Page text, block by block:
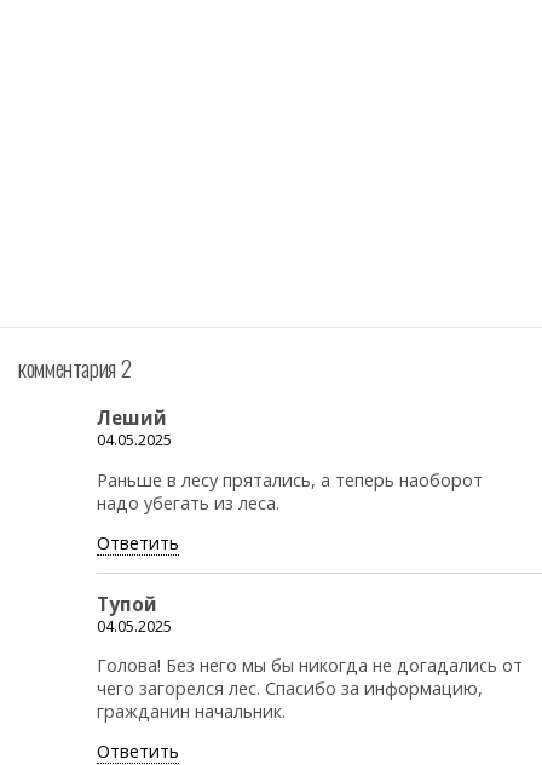
комментария 2
Леший
04.05.2025
Раньше в лесу прятались, а теперь наоборот
надо убегать из леса.
Ответить
Тупой
04.05.2025
Голова! Без него мы бы никогда не догадались от
чего загорелся лес. Спасибо за информацию,
гражданин начальник.
Ответить